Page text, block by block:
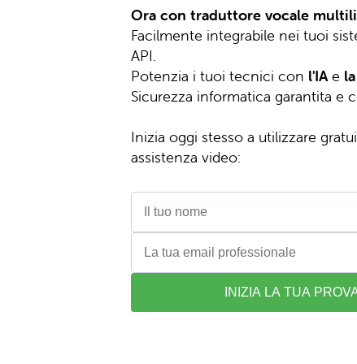
Ora con traduttore vocale
Facilmente integrabile nei tuoi
API.
Potenzia i tuoi tecnici con l'IAe
Sicurezza informatica garantita e
Inizia oggi stesso a utilizzare
assistenza video: